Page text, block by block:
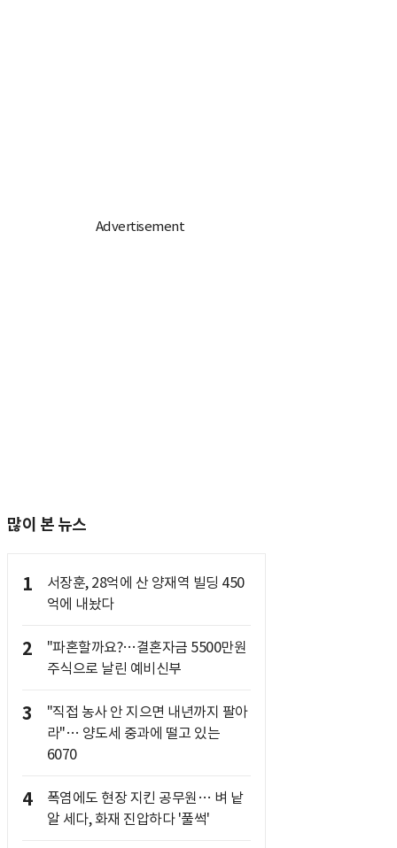
많이 본 뉴스
1
서장훈, 28억에 산 양재역 빌딩 450
억에 내놨다
2
"파혼할까요?…결혼자금 5500만원
주식으로 날린 예비신부
3
"직접 농사 안 지으면 내년까지 팔아
라"… 양도세 중과에 떨고 있는
6070
4
폭염에도 현장 지킨 공무원… 벼 낱
알 세다, 화재 진압하다 '풀썩'